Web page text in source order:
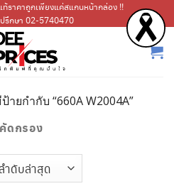
ท้ราคาถูกเพียงแค่สแกนหน้ากล่อง !!
ปรึกษา 02-5740470
ยกำกับ “660A W2004A”
คัดกรอง